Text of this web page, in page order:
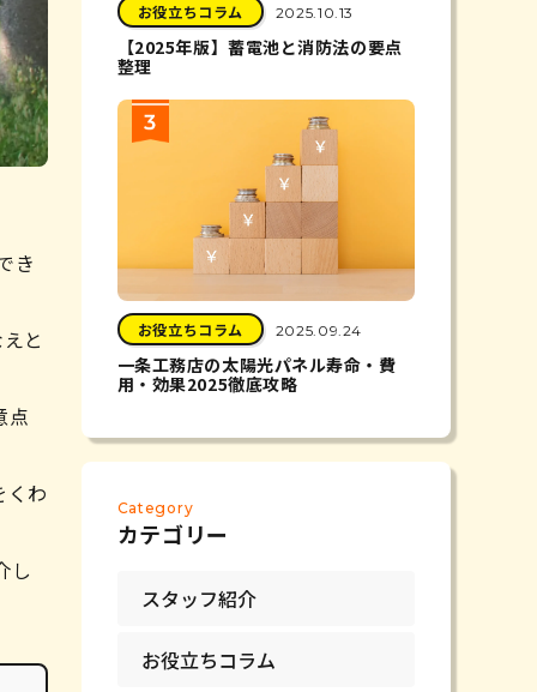
き
と
点
くわ
し
お役立ちコラム 2025.10.13
【2025年版】蓄電池と消防法の要点
整理
お役立ちコラム 2025.09.24
一条工務店の太陽光パネル寿命・費
用・効果2025徹底攻略
Category
カテゴリー
スタッフ紹介
お役立ちコラム